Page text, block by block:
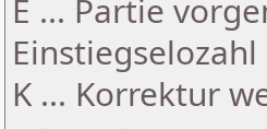
E ... Partie
K ... Korrektur